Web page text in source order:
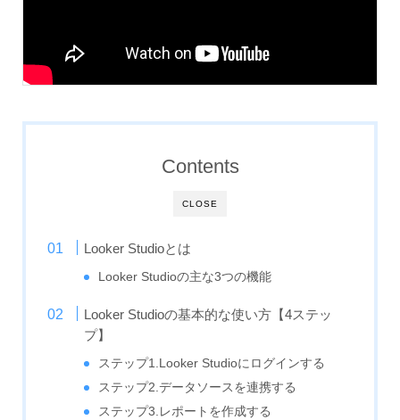
CLOSE
Contents
Looker Studioとは
Looker Studioの主な3つの機能
Looker Studioの基本的な使い方【4ステッ
プ】
ステップ1.Looker Studioにログインする
ステップ2.データソースを連携する
ステップ3.レポートを作成する